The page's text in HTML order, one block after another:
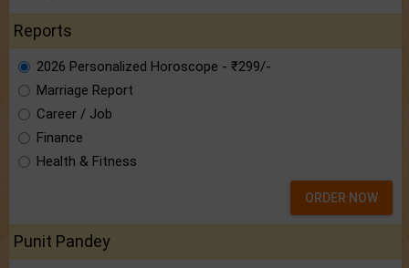
Reports
2026 Personalized Horoscope - ₹299/-
Marriage Report
Career / Job
Finance
Health & Fitness
ORDER NOW
Punit Pandey